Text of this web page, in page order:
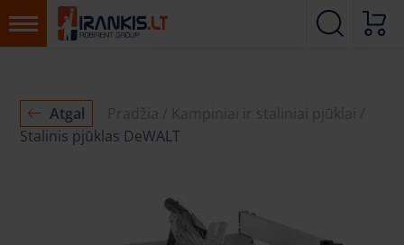
Atgal Pradžia
Kampiniai ir staliniai pjūklai
Stalinis pjūklas DeWALT